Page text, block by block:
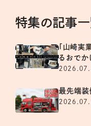
特集の記事
「山崎
るおでか
最先端装